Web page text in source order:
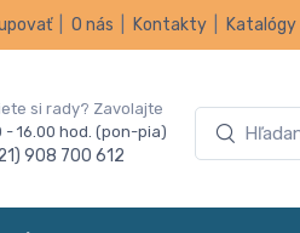
O nás Kontakty Katalógy
si rady? Zavolajte
- 16.00 hod. (pon-pia)
908 700 612